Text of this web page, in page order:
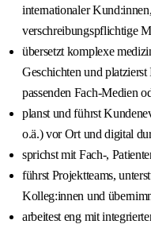
internationaler
verschreibungspflichtige
übersetzt komplexe
Geschichten und
passenden Fach-Medien
planst und führst
o.ä.) vor Ort und digital
sprichst mit Fach-,
führst Projektteams,
Kolleg:innen und
arbeitest eng mit